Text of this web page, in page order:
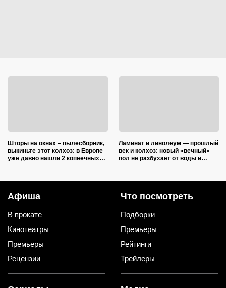
Шторы на окнах – пылесборник,
выкиньте этот колхоз: в Европе
уже давно нашли 2 копеечных
Ламинат и линолеум — прошлый
век и колхоз: новый «вечный»
пол не разбухает от воды и
Афиша
В прокате
Кинотеатры
Премьеры
Рецензии
Что посмотреть
Подборки
Премьеры
Рейтинги
Трейлеры